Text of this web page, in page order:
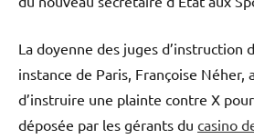
La doyenne des juges d’instruction
instance de Paris, Françoise Néher,
d’instruire une plainte contre X
déposée par les gérants du casino